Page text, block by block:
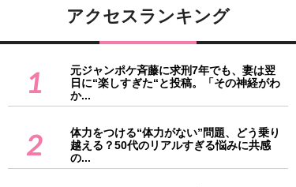
アクセスランキング
1
元ジャンポケ斉藤に求刑7年でも、妻は翌
日に“楽しすぎた“と投稿。「その神経がわ
か...
2
体力をつける“体力がない”問題、どう乗り
越える？50代のリアルすぎる悩みに共感
の...